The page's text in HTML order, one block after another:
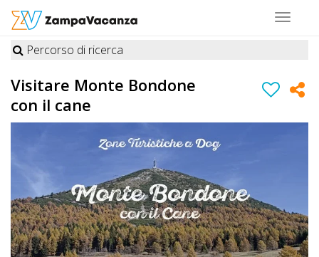
Toggle
STRUTTURE
A
DOG
LUOGHI
A
DOG
Percorso di ricerca
Visitare Monte Bondone
con il cane